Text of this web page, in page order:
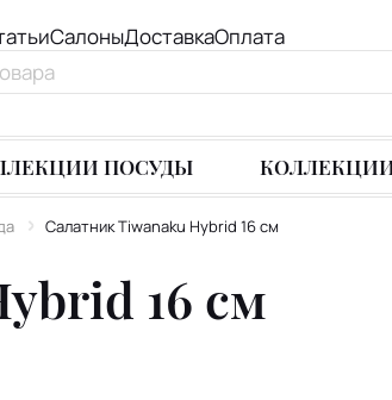
СалоныДоставкаОплата
ПОСУДЫ
Салатник Tiwanaku Hybrid 16 см
16 см